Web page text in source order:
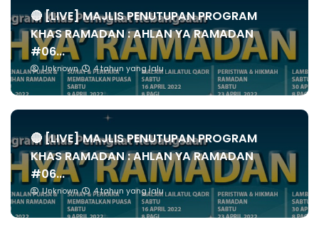
🔴 [LIVE] MAJLIS PENUTUPAN PROGRAM
KHAS RAMADAN : AHLAN YA RAMADAN
#06...
Unknown 4 tahun yang lalu
🔴 [LIVE] MAJLIS PENUTUPAN PROGRAM
KHAS RAMADAN : AHLAN YA RAMADAN
#06...
Unknown 4 tahun yang lalu